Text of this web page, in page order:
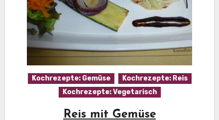
Kochrezepte: Gemüse
Kochrezepte: Reis
Kochrezepte: Vegetarisch
Reis mit Gemüse